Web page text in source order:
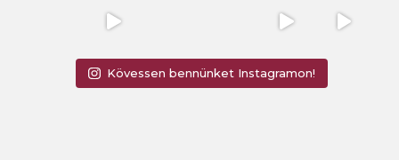
Kövessen bennünket Instagramon!